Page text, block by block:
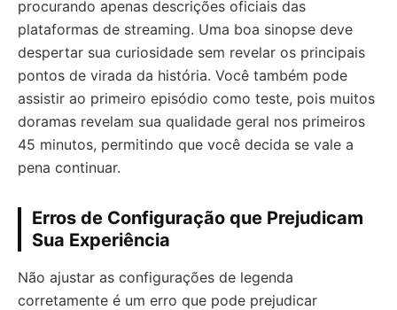
procurando apenas descrições oficiais das
plataformas de streaming. Uma boa sinopse deve
despertar sua curiosidade sem revelar os principais
pontos de virada da história. Você também pode
assistir ao primeiro episódio como teste, pois muitos
doramas revelam sua qualidade geral nos primeiros
45 minutos, permitindo que você decida se vale a
pena continuar.
Erros de Configuração que Prejudicam
Sua Experiência
Não ajustar as configurações de legenda
corretamente é um erro que pode prejudicar